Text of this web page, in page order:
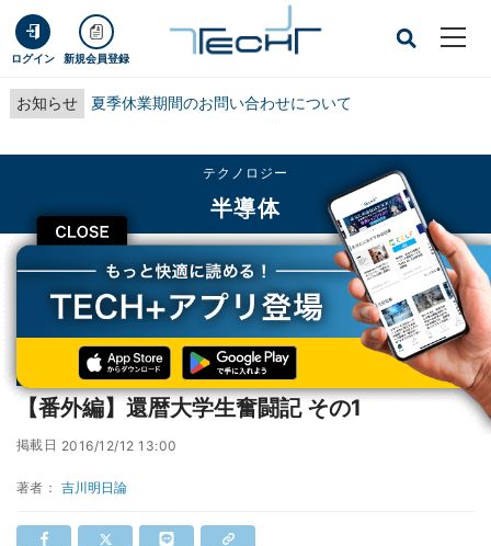
ログイン 新規会員登録
お知らせ 夏季休業期間のお問い合わせについて
CLOSE
テクノロジー
半導体
TECH+ テクノロジー 半導体 【番外編】還暦大学生奮闘記 その1
連載
巨人Intelに挑め! – サーバー市場に殴りこみをかけたK8
【番外編】還暦大学生奮闘記 その1
掲載日 2016/12/12 13:00
著者： 吉川明日論